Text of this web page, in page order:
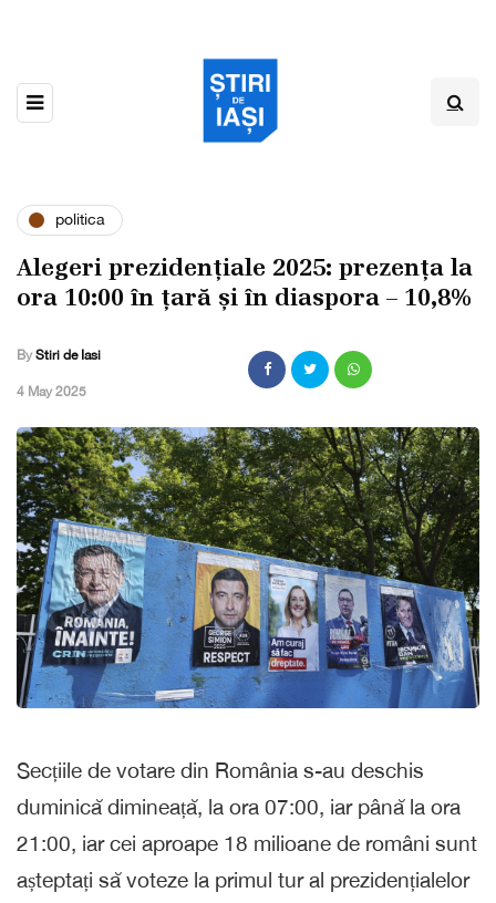
politica
Alegeri prezidențiale 2025: prezența la
ora 10:00 în țară și în diaspora – 10,8%
By Stiri de Iasi
,4 May 2025
Secțiile de votare din România s-au deschis
duminică dimineață, la ora 07:00, iar până la ora
21:00, iar cei aproape 18 milioane de români sunt
așteptați să voteze la primul tur al prezidențialelor